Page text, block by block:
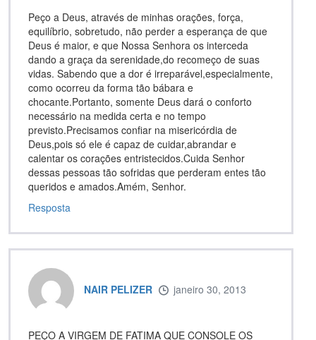
Peço a Deus, através de minhas orações, força,
equilíbrio, sobretudo, não perder a esperança de que
Deus é maior, e que Nossa Senhora os interceda
dando a graça da serenidade,do recomeço de suas
vidas. Sabendo que a dor é irreparável,especialmente,
como ocorreu da forma tão bábara e
chocante.Portanto, somente Deus dará o conforto
necessário na medida certa e no tempo
previsto.Precisamos confiar na misericórdia de
Deus,pois só ele é capaz de cuidar,abrandar e
calentar os corações entristecidos.Cuida Senhor
dessas pessoas tão sofridas que perderam entes tão
queridos e amados.Amém, Senhor.
Resposta
NAIR PELIZER janeiro 30, 2013
PEÇO A VIRGEM DE FATIMA QUE CONSOLE OS